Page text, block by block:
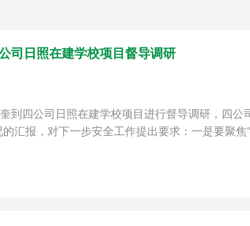
司日照在建学校项目督导调研
到四公司日照在建学校项目进行督导调研，四
汇报，对下一步安全工作提出要求：一是要聚